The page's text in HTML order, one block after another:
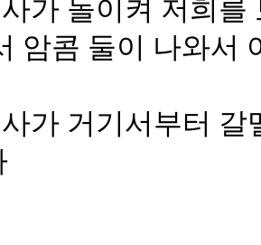
가 돌이켜 저희
암콤 둘이 나와서
가 거기서부터